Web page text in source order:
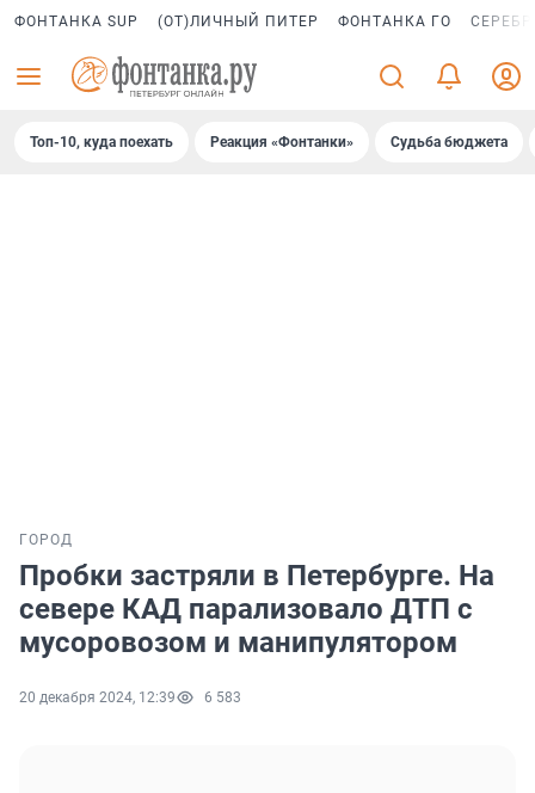
ФОНТАНКА SUP (ОТ)ЛИЧНЫЙ ПИТЕР ФОНТАНКА ГО
Топ-10, куда поехать Реакция «Фонтанки» Судьба бюджета
ГОРОД
Пробки застряли в Петербурге. На
севере КАД парализовало ДТП с
мусоровозом и манипулятором
20 декабря 2024, 12:39 6 583